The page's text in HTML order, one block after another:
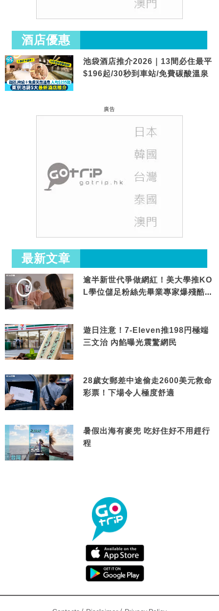
酒店優惠
池袋酒店推介2026｜13間必住最平
$196起/30秒到車站/免費碳酸溫泉
廣告
最新文章
逾半新世代爭做網紅！美大學推KO
L學位儲足粉絲先畢業專家爆殘酷現
遊日注意！7-Eleven推198円極端
三文治 內餡曝光震驚網民
28歲女郵差中途偷走2600美元救命
彩票！下場令人極度舒適
暑假出海有麥兜 吃好住好不用趕行
程